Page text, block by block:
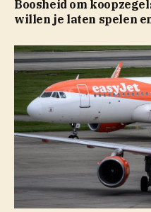
Boosheid om
willen je laten spelen